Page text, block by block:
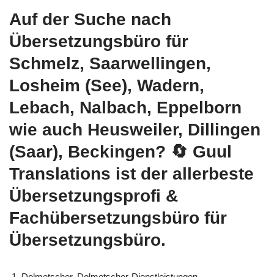
Auf der Suche nach
Übersetzungsbüro für
Schmelz, Saarwellingen,
Losheim (See), Wadern,
Lebach, Nalbach, Eppelborn
wie auch Heusweiler, Dillingen
(Saar), Beckingen? 🔄 Guul
Translations ist der allerbeste
Übersetzungsprofi &
Fachübersetzungsbüro für
Übersetzungsbüro.